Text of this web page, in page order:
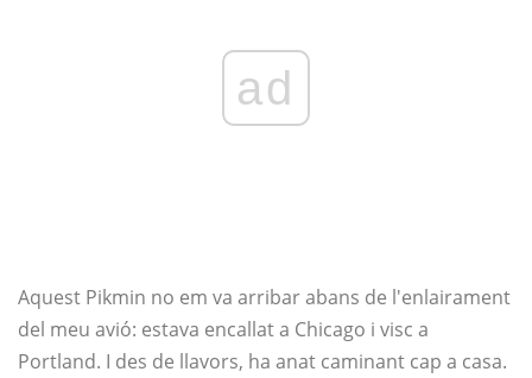
ad
Aquest Pikmin no em va arribar abans de l'enlairament
del meu avió: estava encallat a Chicago i visc a
Portland. I des de llavors, ha anat caminant cap a casa.